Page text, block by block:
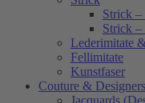
Strick
Strick
Lederimitate
Fellimitate
Kunstfaser
Couture &